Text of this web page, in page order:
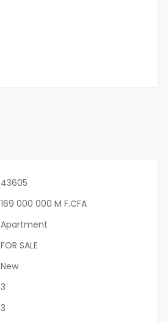
43605
169 000 000 M F.CFA
Apartment
FOR SALE
New
3
3